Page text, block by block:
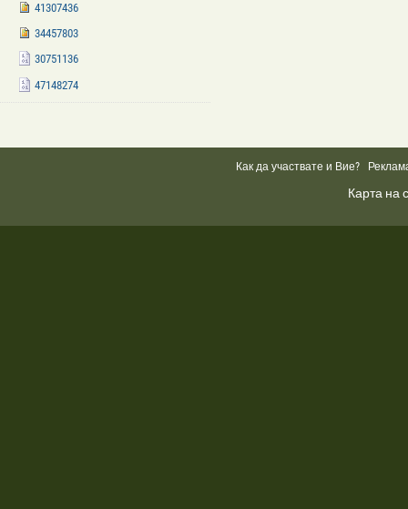
41307436
34457803
30751136
47148274
Как да участвате и Вие?
Карта на